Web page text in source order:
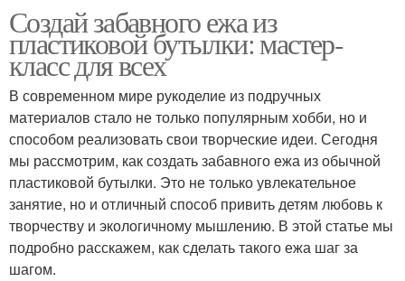
Создай забавного ежа из
пластиковой бутылки: мастер-
класс для всех
В современном мире рукоделие из подручных
материалов стало не только популярным хобби, но и
способом реализовать свои творческие идеи. Сегодня
мы рассмотрим, как создать забавного ежа из обычной
пластиковой бутылки. Это не только увлекательное
занятие, но и отличный способ привить детям любовь к
творчеству и экологичному мышлению. В этой статье мы
подробно расскажем, как сделать такого ежа шаг за
шагом.